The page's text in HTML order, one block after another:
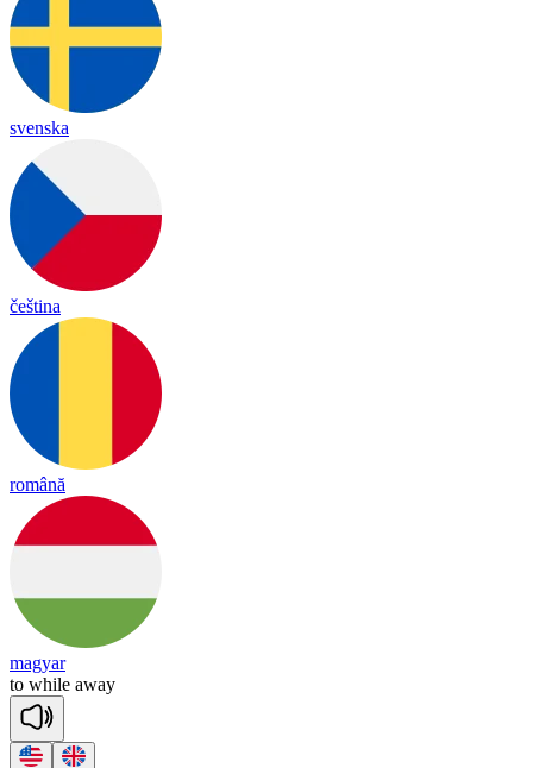
svenska
čeština
română
magyar
to while away